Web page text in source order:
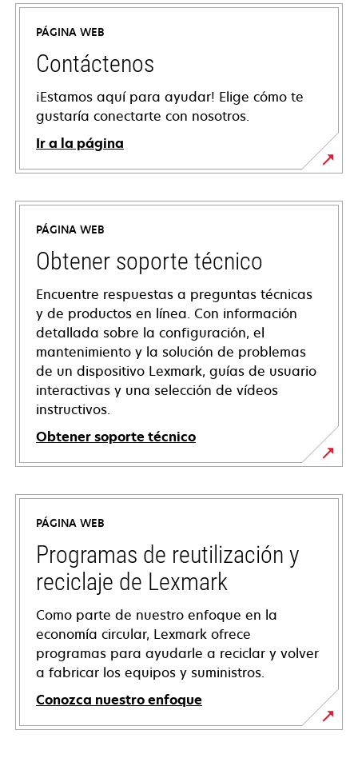
PÁGINA WEB
Contáctenos
¡Estamos aquí para ayudar! Elige cómo te
gustaría conectarte con nosotros.
Ir a la página
PÁGINA WEB
Obtener soporte técnico
Encuentre respuestas a preguntas técnicas
y de productos en línea. Con información
detallada sobre la configuración, el
mantenimiento y la solución de problemas
de un dispositivo Lexmark, guías de usuario
interactivas y una selección de vídeos
instructivos.
Obtener soporte técnico
opens
in
new
tab
PÁGINA WEB
Programas de reutilización y
reciclaje de Lexmark
Como parte de nuestro enfoque en la
economía circular, Lexmark ofrece
programas para ayudarle a reciclar y volver
a fabricar los equipos y suministros.
Conozca nuestro enfoque